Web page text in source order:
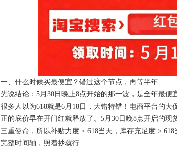
一、什么时候买最便宜？错过这个节点，再等半年
先说结论：5月30日晚上8点开始的那一波，是全年最便
很多人以为618就是6月18日，大错特错！电商平台的大
正的底价早在开门红就释放了。5月30日晚8点开启的
三重使命，所以补贴力度 ≥ 618当天，库存充足度 > 618
完整时间轴，照着抄就行